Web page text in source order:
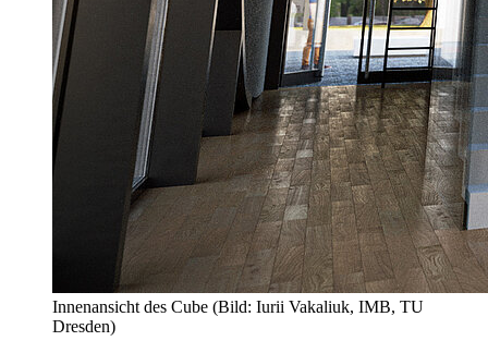
Innenansicht des Cube (Bild: Iurii Vakaliuk, IMB, TU
Dresden)